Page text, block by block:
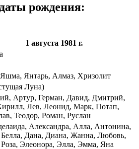
рождения:
1 августа 1981 г.
Янтарь, Алмаз, Хризолит
Луна)
Артур, Герман, Давид, Дмитрий,
Лев, Леонид, Марк, Потап,
Теодор, Роман, Руслан
Александра, Алла, Антонина,
Дана, Диана, Жанна, Любовь,
Элеонора, Элла, Эмма, Яна